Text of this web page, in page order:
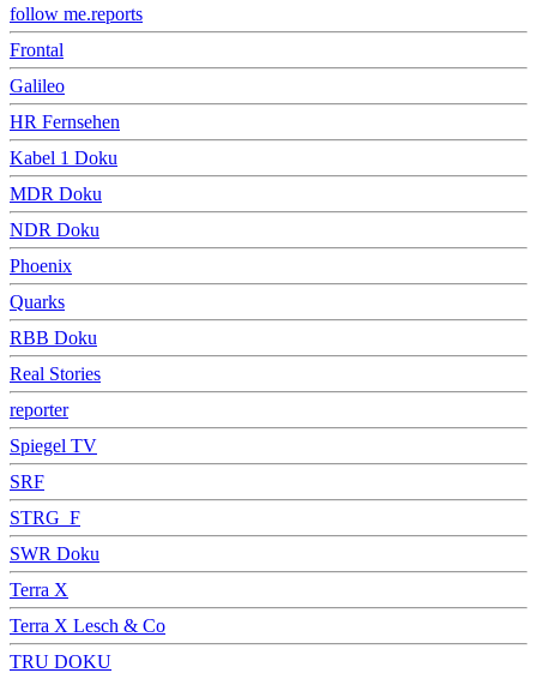
follow me.reports
Frontal
Galileo
HR Fernsehen
Kabel 1 Doku
MDR Doku
NDR Doku
Phoenix
Quarks
RBB Doku
Real Stories
reporter
Spiegel TV
SRF
STRG_F
SWR Doku
Terra X
Terra X Lesch & Co
TRU DOKU